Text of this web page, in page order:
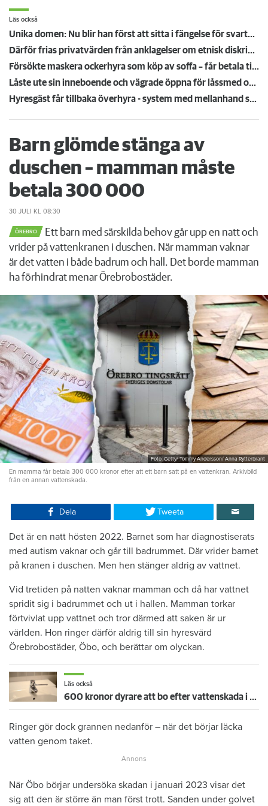
Läs också
Unika domen: Nu blir han först att sitta i fängelse för svartuthyrning
Därför frias privatvärden från anklagelser om etnisk diskriminering
Försökte maskera ockerhyra som köp av soffa – får betala tillbaka 50 000
Låste ute sin inneboende och vägrade öppna för låssmed och polis – vräks från lägenheten
Hyresgäst får tillbaka överhyra - system med mellanhand spricker
Barn glömde stänga av
duschen – mamman måste
betala 300 000
30 JULI KL 08:30
ÖREBRO
Ett barn med särskilda behov går upp en natt och
vrider på vattenkranen i duschen. När mamman vaknar
är det vatten i både badrum och hall. Det borde mamman
ha förhindrat menar Örebrobostäder.
Foto: Getty/ Tommy Andersson/ Anna Rytterbrant
En mamma får betala 300 000 kronor efter att ett barn satt på en vattenkran. Arkivbild
från en annan vattenskada.
Dela Tweeta
Det är en natt hösten 2022. Barnet som har diagnostiserats
med autism vaknar och går till badrummet. Där vrider barnet
på kranen i duschen. Men hen stänger aldrig av vattnet.
Vid tretiden på natten vaknar mamman och då har vattnet
spridit sig i badrummet och ut i hallen. Mamman torkar
förtvivlat upp vattnet och tror därmed att saken är ur
världen. Hon ringer därför aldrig till sin hyresvärd
Örebrobostäder, Öbo, och berättar om olyckan.
Läs också
600 kronor dyrare att bo efter vattenskada i Varberg
Ringer gör dock grannen nedanför – när det börjar läcka
vatten genom taket.
När Öbo börjar undersöka skadan i januari 2023 visar det
sig att den är större än man först trott. Sanden under golvet